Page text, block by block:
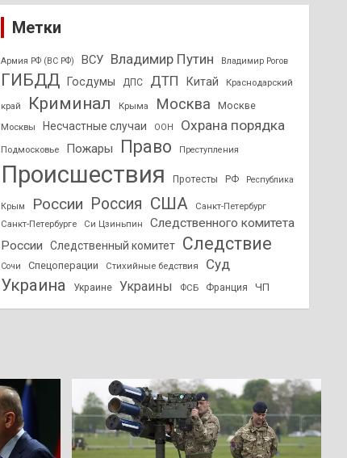
Метки
Армия РФ (ВС РФ) ВСУ Владимир Путин Владимир Рогов
ГИБДД Госдумы ДПС ДТП Китай Краснодарский
край Криминал Крыма Москва Москве
Москвы Несчастные случаи ООН Охрана порядка
Подмосковье Пожары Право Преступления
Происшествия Протесты РФ Республика
Крым России Россия США
Санкт-Петербург
Санкт-Петербурге
Си Цзиньпин
Следственного комитета
России
Следственный комитет Следствие
Сочи Спецоперации Стихийные бедствия Суд
Украина Украине Украины ФСБ Франция ЧП